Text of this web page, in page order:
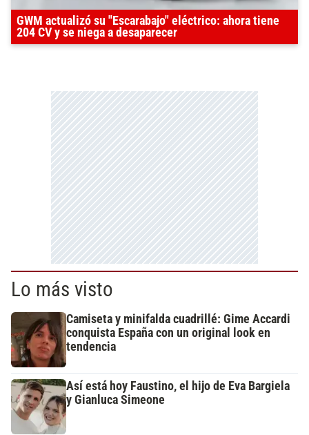
GWM actualizó su "Escarabajo" eléctrico: ahora tiene
204 CV y se niega a desaparecer
Lo más visto
Camiseta y minifalda cuadrillé: Gime Accardi
conquista España con un original look en
tendencia
Así está hoy Faustino, el hijo de Eva Bargiela
y Gianluca Simeone